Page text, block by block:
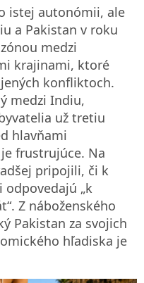
istej autonómii, ale
a Pakistan v roku
medzi
krajinami, ktoré
konfliktoch.
medzi Indiu,
už tretiu
hlavňami
frustrujúce. Na
pripojili, či k
„k
Z náboženského
Pakistan za svojich
hľadiska je